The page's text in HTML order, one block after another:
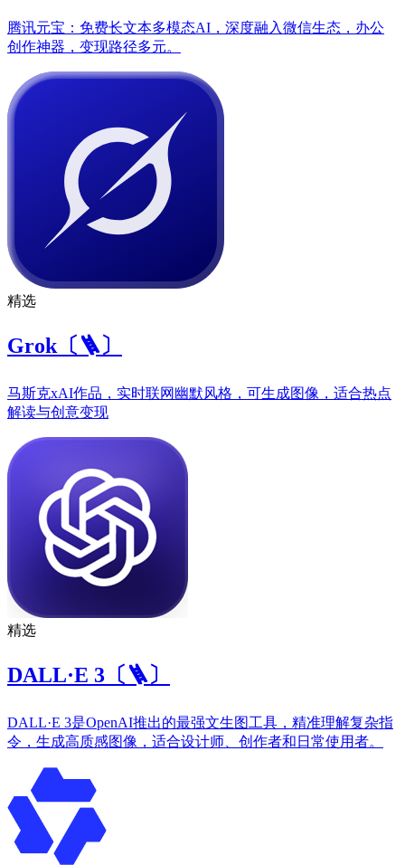
腾讯元宝：免费长文本多模态AI，深度融入微信生态，办公
创作神器，变现路径多元。
精选
Grok〔🪜〕
马斯克xAI作品，实时联网幽默风格，可生成图像，适合热点
解读与创意变现
精选
DALL·E 3〔🪜〕
DALL·E 3是OpenAI推出的最强文生图工具，精准理解复杂指
令，生成高质感图像，适合设计师、创作者和日常使用者。